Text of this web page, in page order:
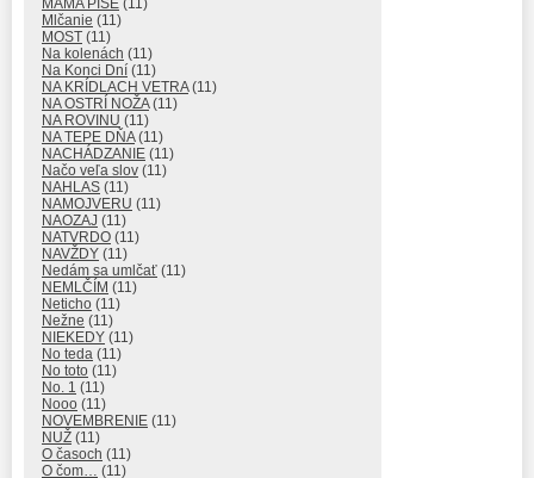
Mlčanie (11)
MOST (11)
Na kolenách (11)
Na Konci Dní (11)
NA KRÍDLACH VETRA(11)
NA OSTRÍ NOŽA(11)
NA ROVINU (11)
NA TEPE DŇA(11)
NACHÁDZANIE (11)
Načo veľa slov (11)
NAHLAS (11)
NAMOJVERU (11)
NAOZAJ (11)
NATVRDO (11)
NAVŽDY (11)
Nedám sa umlčať (11)
NEMLČÍM (11)
Neticho (11)
Nežne (11)
NIEKEDY (11)
No teda (11)
No toto (11)
No. 1 (11)
Nooo (11)
NOVEMBRENIE (11)
NUŽ (11)
O časoch (11)
O čom…
(11)